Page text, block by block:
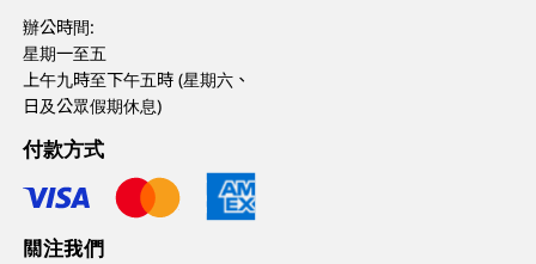
辦公時間:
星期一至五
上午九時至下午五時 (星期六、
日及公眾假期休息)
付款方式
關注我們